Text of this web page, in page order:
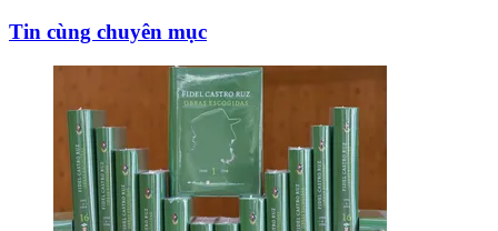
Tin cùng chuyên mục